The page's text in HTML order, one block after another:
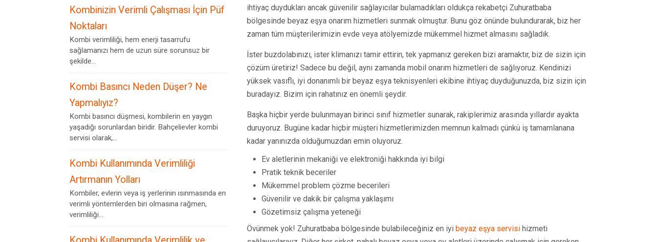
ihtiyaç duydukları ancak güvenilir sağlayıcılar bulamadıkları oldukça rekabetçi Zuhuratbaba
bölgesinde beyaz eşya onarım hizmetleri sunmak olmuştur. Bunu göz önünde bulundurarak, biz her
zaman tüm müşterilerimizin evde veya atölyemizde mükemmel hizmet almasını sağladık.
İster buzdolabınızı, ister klimanızı tamir ettirin, tek yapmanız gereken bizi aramaktır, biz de sizin için
çözüm üretiriz! Sadece bu değil, aynı zamanda mobil onarım hizmetleri de sağlıyoruz. Kendinizi
yüksek vasıflı, iyi donanımlı bir beyaz eşya teknisyenleri ekibine ihtiyaç duyduğunuzda, biz sizin için
buradayız. Bizim için rahatınız en önemli şeydir.
Başka hiçbir yerde bulunmayan birinci sınıf hizmetler sunarak, rakiplerimiz arasında yıllardır ayakta
duruyoruz. Bugüne kadar hiçbir müşteri hizmetlerimizden memnun kalmadı çünkü iş tamamlanana
kadar yanınızda olduğumuzdan emin oluyoruz.
Ev aletlerinin mekaniği ve elektroniği hakkında iyi bilgi
Pratik teknik beceriler
Mükemmel problem çözme becerileri
Güvenilir ve dakik bir çalışma yaklaşımı
Gözetimsiz çalışma yeteneği
Övünmek yok! Zuhuratbaba bölgesinde bulabileceğiniz en iyi beyaz eşya servisi hizmeti
Kombinizin Verimli Çalışması İçin Püf
Noktaları
Kombi verimliliği, hem enerji tasarrufu
sağlamanızı hem de uzun süre sorunsuz bir
şekilde...
Kombi Basıncı Neden Düşer? Ne
Yapmalıyız?
Kombi basıncı düşmesi, kombilerin en yaygın
yaşadığı sorunlardan biridir. Bahçelievler kombi
servisi olarak,...
Kombi Kullanımında Verimliliği
Artırmanın Yolları
Kombiler, evlerin veya iş yerlerinin ısınmasında en
verimli yöntemlerden biri olmasına rağmen,
verimliliği...